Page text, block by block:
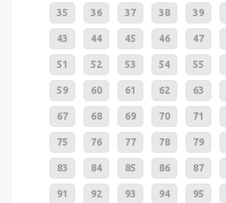
35 36 37 38 39
43 44 45 46 47
51 52 53 54 55
59 60 61 62 63
67 68 69 70 71
75 76 77 78 79
83 84 85 86 87
91 92 93 94 95